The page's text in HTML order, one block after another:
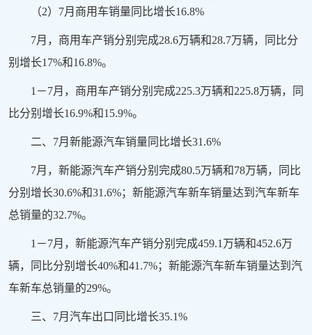
（2）7月商用车销量同比增长16.8%
7月，商用车产销分别完成28.6万辆和28.7万辆，同比分
别增长17%和16.8%。
1－7月，商用车产销分别完成225.3万辆和225.8万辆，同
比分别增长16.9%和15.9%。
二、7月新能源汽车销量同比增长31.6%
7月，新能源汽车产销分别完成80.5万辆和78万辆，同比
分别增长30.6%和31.6%；新能源汽车新车销量达到汽车新车
总销量的32.7%。
1－7月，新能源汽车产销分别完成459.1万辆和452.6万
辆，同比分别增长40%和41.7%；新能源汽车新车销量达到汽
车新车总销量的29%。
三、7月汽车出口同比增长35.1%